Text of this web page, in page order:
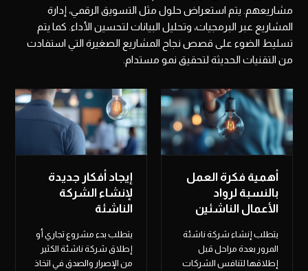
مشاريعهم. يتم استعراض حلول مثل التسويق الرقمي، إدارة
المشاريع عبر البرمجيات، وتحليل البيانات لتحسين الأداء. كما يتم
تسليط الضوء على قصص نجاح المشاريع الصغيرة التي استفادت
من التقنيات الحديثة لتحقيق نمو مستدام.
أهمية فكرة العمل
بالنسبة لرواد
الأعمال الناشئين
يتطلب إنشاء شركة ناشئة
المرور بعدة مراحل قبل
إطلاقها لتنافس الشركات
إيجاد أفكار جديدة
لإنشاء الشركة
الناشئة
يتطلب بدء مشروع تجاري أو
إطلاق شركة ناشئة الكثير
من الإصرار والصدق في اتخاذ